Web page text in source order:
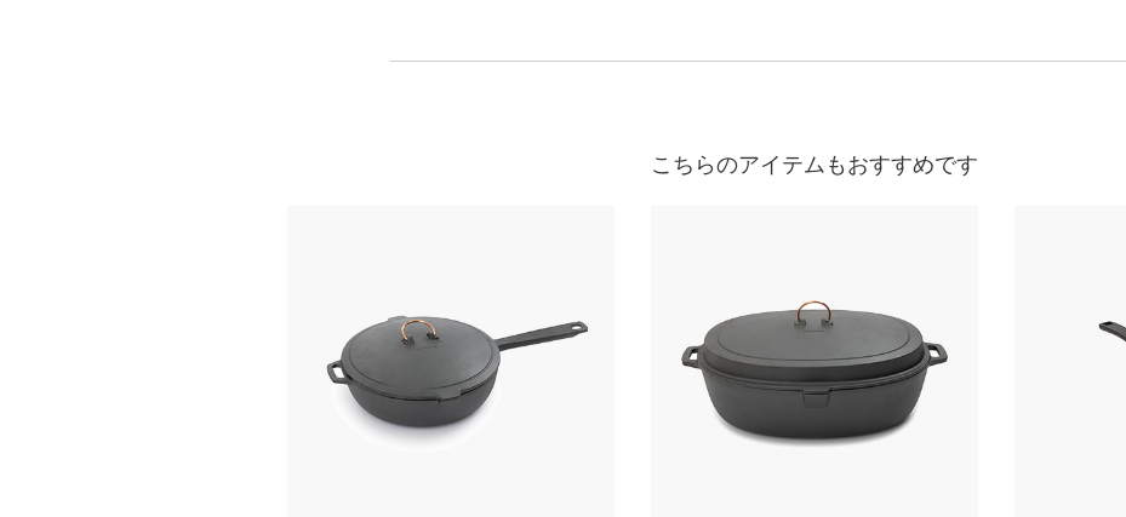
こちらのアイテムもおすすめです